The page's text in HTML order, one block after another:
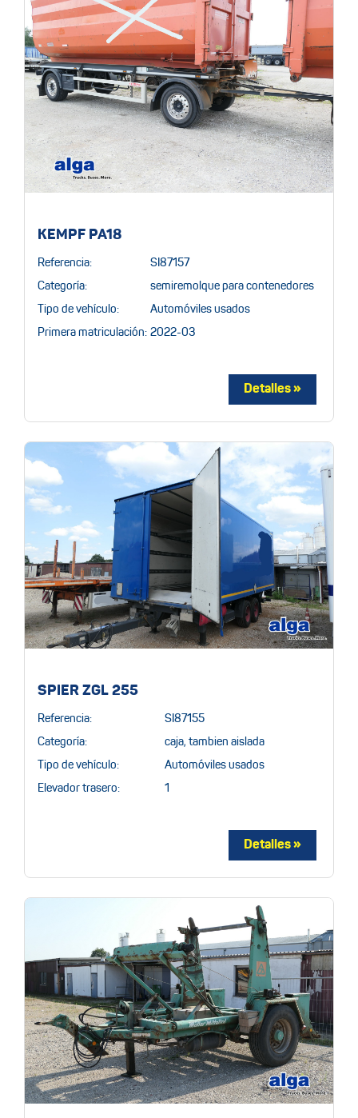
KEMPF PA18
Referencia: SI87157
Categoría: semiremolque para contenedores
Tipo de vehículo: Automóviles usados
Primera matriculación: 2022-03
SPIER ZGL 255
Referencia: SI87155
Categoría: caja, tambien aislada
Tipo de vehículo: Automóviles usados
Elevador trasero: 1